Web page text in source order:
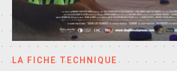
LA FICHE TECHNIQUE